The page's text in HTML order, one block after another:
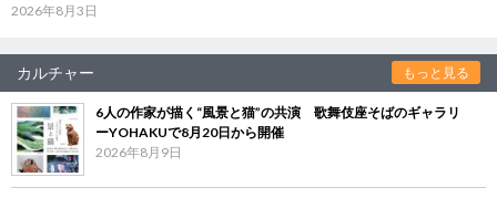
2026年8月3日
カルチャー もっと見る
6人の作家が描く“風景と猫”の共演 歌舞伎座そばのギャラリ
ーYOHAKUで8月20日から開催
2026年8月9日